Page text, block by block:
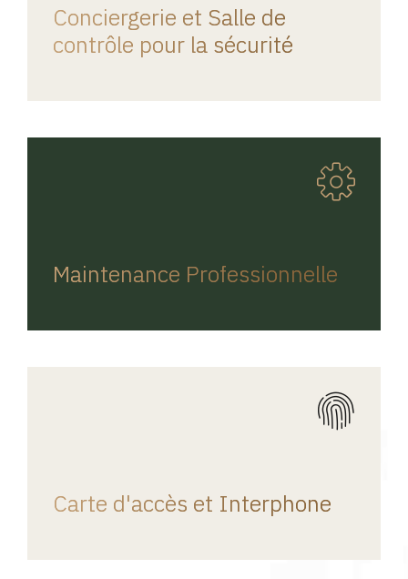
Conciergerie et Salle de
contrôle pour la sécurité
Maintenance Professionnelle
Carte d'accès et Interphone